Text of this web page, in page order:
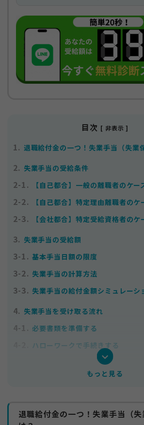
目次 [ 非表示 ]
1. 退職給付金の一つ！失業手当（失業
2. 失業手当の受給条件
2-1. 【自己都合】一般の離職者のケー
2-2. 【自己都合】特定理由離職者のケ
2-3. 【会社都合】特定受給資格者のケ
3. 失業手当の受給額
3-1. 基本手当日額の限度
3-2. 失業手当の計算方法
3-3. 失業手当の給付金額シミュレーシ
4. 失業手当を受け取る流れ
4-1. 必要書類を準備する
ハローワークで手続きする
雇用保険受給者初回説明会に参加
失業状態の認定を受け就職活動を
5.まとめ
もっと見る
退職給付金の一つ！失業手当（失